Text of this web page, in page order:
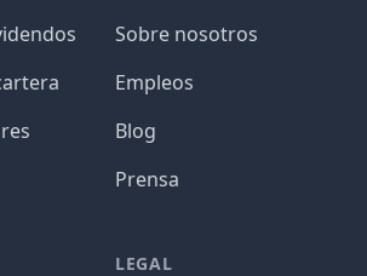
Sobre nosotros
Empleos
Blog
Prensa
LEGAL